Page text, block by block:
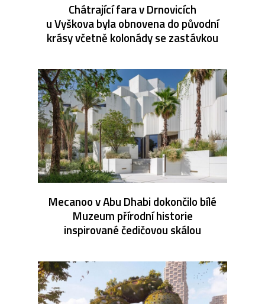
Chátrající fara v Drnovicích
u Vyškova byla obnovena do původní
krásy včetně kolonády se zastávkou
Mecanoo v Abu Dhabi dokončilo bílé
Muzeum přírodní historie
inspirované čedičovou skálou